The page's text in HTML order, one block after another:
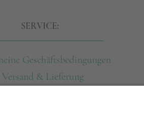
SERVICE:
Geschäftsbedingungen
Versand & Lieferung